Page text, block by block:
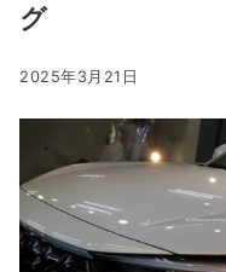
グ
2025年3月21日